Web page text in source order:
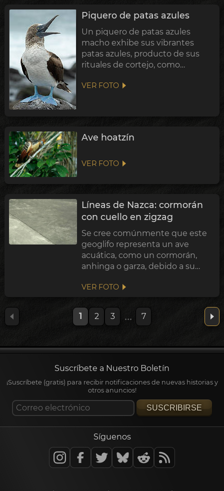
temperaturas f...
Piquero de patas azules
Un piquero de patas azules
macho exhibe sus vibrantes
patas azules, producto de sus
rituales de cortejo, como
genética. El archipiélago de
VER FOTO
Ave hoatzín
VER FOTO
Líneas de Nazca: cormorán
con cuello en zigzag
Se cree comúnmente que este
geoglifo representa un ave
acuática, como un cormorán,
anhinga o garza, debido a su
en zigzag del cuello es distintivo
y puede simbolizar el agua o el
movimiento, como un arroyo
serpent...
VER FOTO
1 2 3 ... 7
Suscríbete a Nuestro Boletín
¡Suscríbete (gratis) para recibir notificaciones de nuevas historias y
otros anuncios!
SUSCRIBIRSE
Síguenos